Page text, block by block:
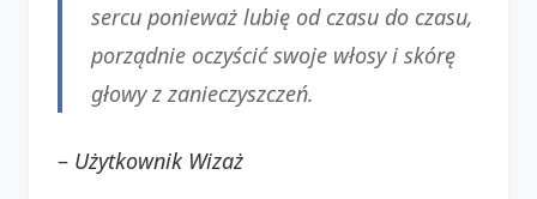
sercu ponieważ lubię od czasu do czasu,
porządnie oczyścić swoje włosy i skórę
głowy z zanieczyszczeń.
– Użytkownik Wizaż